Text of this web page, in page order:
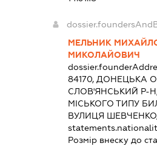
МЕЛЬНИК
МИКОЛАЙОВИЧ
84170, ДОНЕЦЬКА
СЛОВ'ЯНСЬКИЙ Р-
МІСЬКОГО ТИПУ
ВУЛИЦЯ
Розмір внеску до